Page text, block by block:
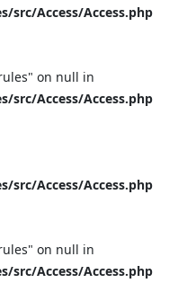
src/Access/Access.php
on null in
src/Access/Access.php
src/Access/Access.php
on null in
src/Access/Access.php